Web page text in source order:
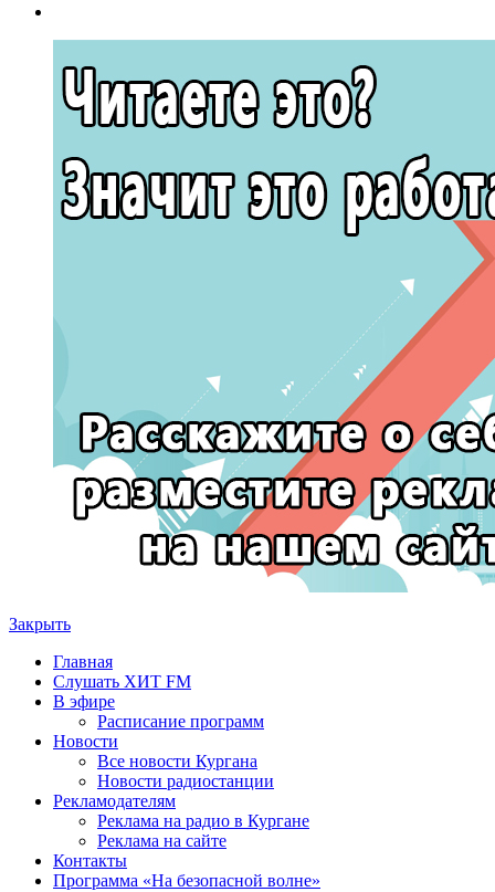
Закрыть
Главная
Слушать ХИТ FM
В эфире
Расписание программ
Новости
Все новости Кургана
Новости радиостанции
Рекламодателям
Реклама на радио в Кургане
Реклама на сайте
Контакты
Программа «На безопасной волне»